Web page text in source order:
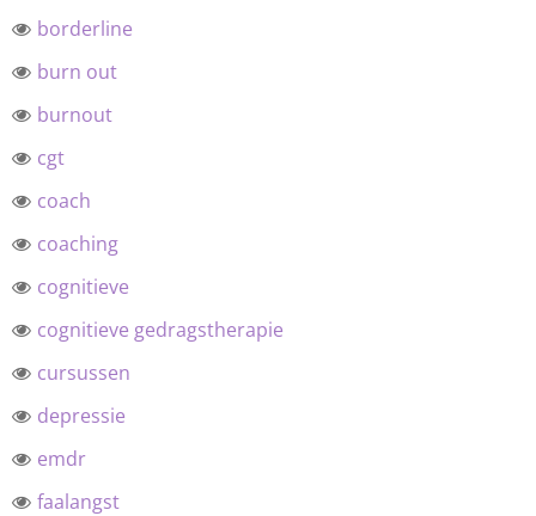
borderline
burn out
burnout
cgt
coach
coaching
cognitieve
cognitieve gedragstherapie
cursussen
depressie
emdr
faalangst